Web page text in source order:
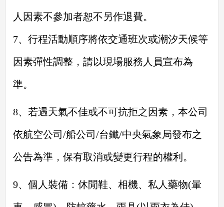
人因素不參加者恕不另作退費。
7、行程活動順序將依交通班次或潮汐天候等
因素彈性調整，請以現場服務人員宣布為
準。
8、若遇天氣不佳或不可抗拒之因素，本公司
依航空公司/船公司/台鐵/中央氣象局發布之
公告為準，保有取消或變更行程的權利。
9、個人裝備：休閒鞋、相機、私人藥物(暈